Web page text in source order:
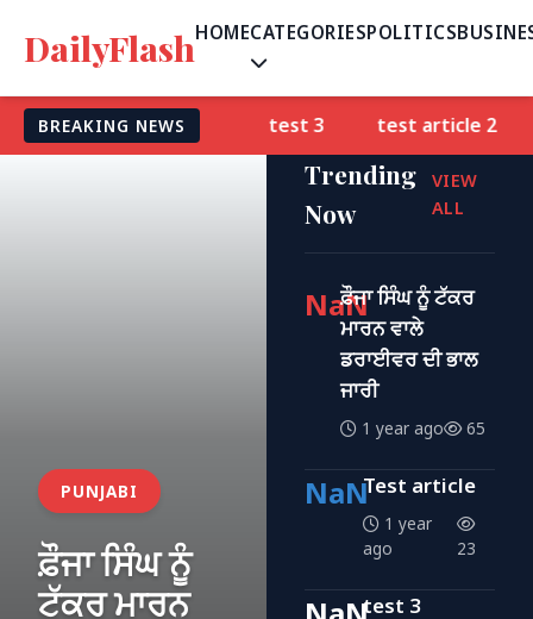
DailyFlashHOMECATEGORIESPOLITICS
BREAKING NEWS
ਡਰਾਈਵਰ ਦੀ ਭਾਲ ਜਾਰੀ test 3 test article 2
PUNJABI
ਫ਼ੌਜਾ ਸਿੰਘ ਨੂੰ
ਟੱਕਰ ਮਾਰਨ
Trending
Now
VIEW
ALL
NaNਫ਼ੌਜਾ ਸਿੰਘ ਨੂੰ ਟੱਕਰ
ਮਾਰਨ ਵਾਲੇ
ਡਰਾਈਵਰ ਦੀ ਭਾਲ
ਜਾਰੀ
1 year ago 65
NaNTest article
1 year
ago
23
test 3